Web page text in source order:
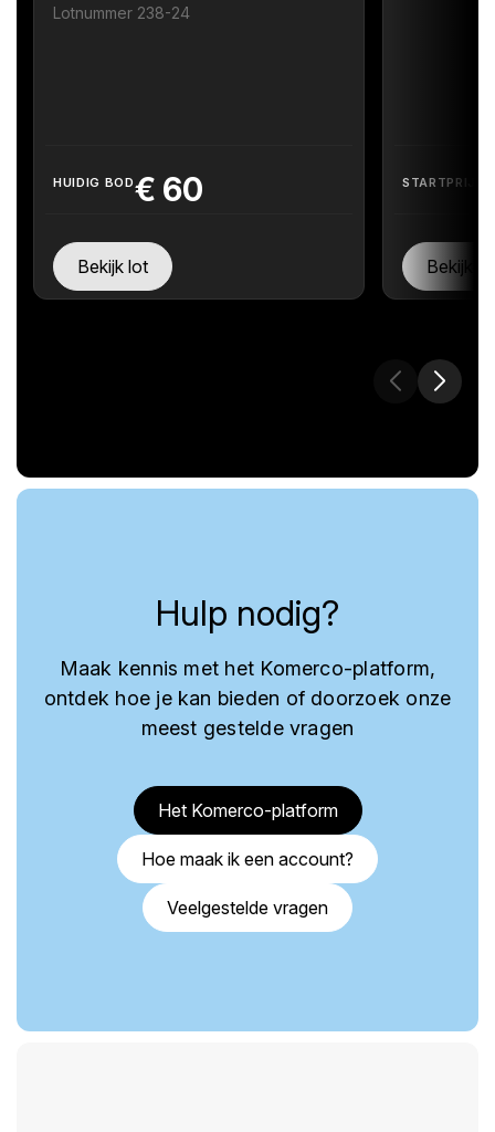
Lotnummer 238-24
HUIDIG BOD€ 60
Bekijk lot
STARTPRIJS
Bekijk
Hulp nodig?
Maak kennis met het Komerco-platform,
ontdek hoe je kan bieden of doorzoek onze
meest gestelde vragen
Het Komerco-platform
Hoe maak ik een account?
Veelgestelde vragen